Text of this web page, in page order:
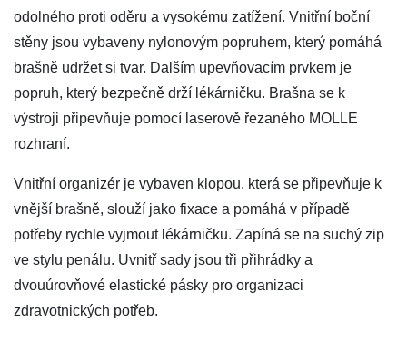
odolného proti oděru a vysokému zatížení. Vnitřní boční
stěny jsou vybaveny nylonovým popruhem, který pomáhá
brašně udržet si tvar. Dalším upevňovacím prvkem je
popruh, který bezpečně drží lékárničku. Brašna se k
výstroji připevňuje pomocí laserově řezaného MOLLE
rozhraní.
Vnitřní organizér je vybaven klopou, která se připevňuje k
vnější brašně, slouží jako fixace a pomáhá v případě
potřeby rychle vyjmout lékárničku. Zapíná se na suchý zip
ve stylu penálu. Uvnitř sady jsou tři přihrádky a
dvouúrovňové elastické pásky pro organizaci
zdravotnických potřeb.